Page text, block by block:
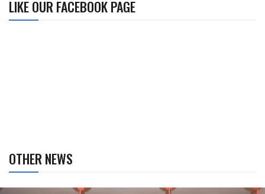
LIKE OUR FACEBOOK PAGE
OTHER NEWS